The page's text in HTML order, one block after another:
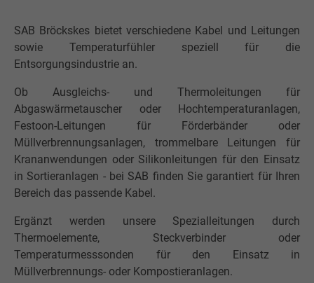
SAB Bröckskes bietet verschiedene Kabel und Leitungen
sowie Temperaturfühler speziell für die
Entsorgungsindustrie an.
Ob Ausgleichs- und Thermoleitungen für
Abgaswärmetauscher oder Hochtemperaturanlagen,
Festoon-Leitungen für Förderbänder oder
Müllverbrennungsanlagen, trommelbare Leitungen für
Krananwendungen oder Silikonleitungen für den Einsatz
in Sortieranlagen - bei SAB finden Sie garantiert für Ihren
Bereich das passende Kabel.
Ergänzt werden unsere Spezialleitungen durch
Thermoelemente, Steckverbinder oder
Temperaturmesssonden für den Einsatz in
Müllverbrennungs- oder Kompostieranlagen.